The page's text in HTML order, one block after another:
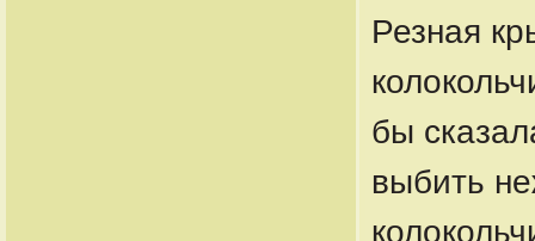
Резная
бы
выбить